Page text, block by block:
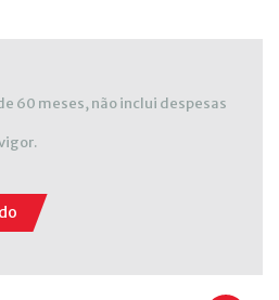
60 meses, não inclui despesas